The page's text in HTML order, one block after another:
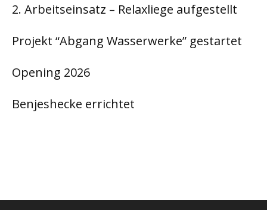
2. Arbeitseinsatz – Relaxliege aufgestellt
Projekt “Abgang Wasserwerke” gestartet
Opening 2026
Benjeshecke errichtet